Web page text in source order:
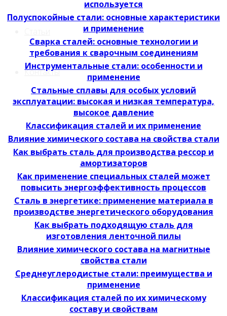
Контакты
используется
Полуспокойные стали: основные характеристики
и применение
Сварка сталей: основные технологии и
требования к сварочным соединениям
Инструментальные стали: особенности и
применение
Стальные сплавы для особых условий
эксплуатации: высокая и низкая температура,
высокое давление
Классификация сталей и их применение
Влияние химического состава на свойства стали
Как выбрать сталь для производства рессор и
амортизаторов
Как применение специальных сталей может
повысить энергоэффективность процессов
Сталь в энергетике: применение материала в
производстве энергетического оборудования
Как выбрать подходящую сталь для
изготовления ленточной пилы
Влияние химического состава на магнитные
свойства стали
Среднеуглеродистые стали: преимущества и
применение
Классификация сталей по их химическому
составу и свойствам